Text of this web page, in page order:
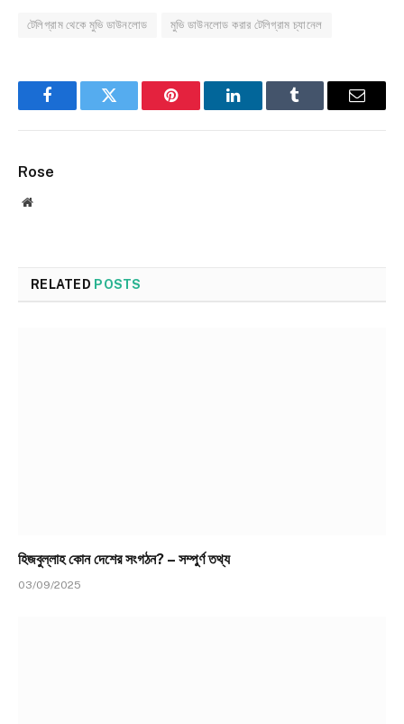
টেলিগ্রাম থেকে মুভি ডাউনলোড মুভি ডাউনলোড করার টেলিগ্রাম চ্যানেল
FacebookTwitter Pinterest LinkedInTumblr Email
Rose
Website
RELATED POSTS
হিজবুল্লাহ কোন দেশের সংগঠন? – সম্পুর্ণ তথ্য
03/09/2025